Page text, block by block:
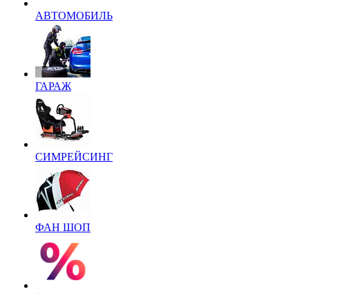
АВТОМОБИЛЬ
ГАРАЖ
СИМРЕЙСИНГ
ФАН ШОП